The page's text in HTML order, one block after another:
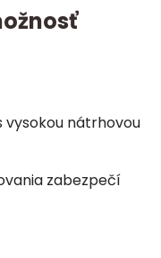
vysokou nátrhovou
zabezpečí